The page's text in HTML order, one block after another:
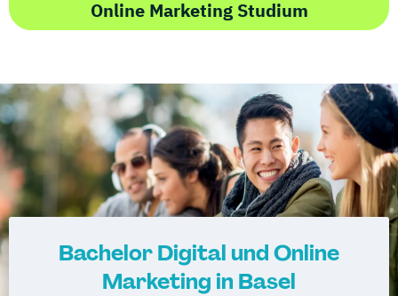
Online Marketing Studium
Bachelor Digital und Online
Marketing in Basel